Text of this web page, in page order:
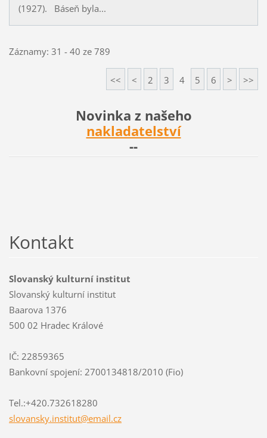
(1927). Báseň byla...
Záznamy: 31 - 40 ze 789
<< < 2 3 4 5 6 > >>
Novinka z našeho
nakladatelství
--
Kontakt
Slovanský kulturní institut
Slovanský kulturní institut
Baarova 1376
500 02 Hradec Králové
IČ: 22859365
Bankovní spojení: 2700134818/2010 (Fio)
Tel.:+420.732618280
slovansky.institut@email.cz